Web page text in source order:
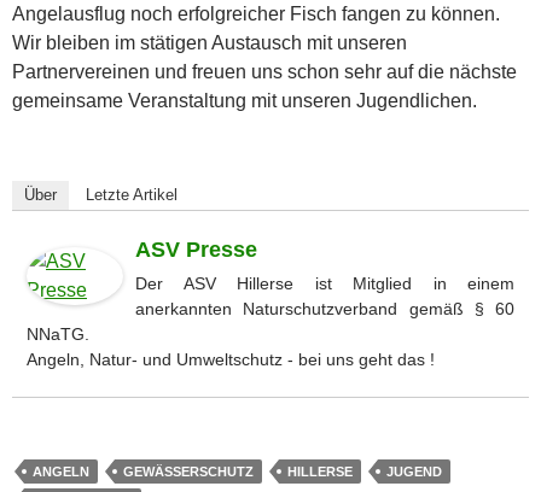
Angelausflug noch erfolgreicher Fisch fangen zu können.
Wir bleiben im stätigen Austausch mit unseren
Partnervereinen und freuen uns schon sehr auf die nächste
gemeinsame Veranstaltung mit unseren Jugendlichen.
Über Letzte Artikel
ASV Presse
Der ASV Hillerse ist Mitglied in einem
anerkannten Naturschutzverband gemäß § 60
NNaTG.
Angeln, Natur- und Umweltschutz - bei uns geht das !
ANGELN GEWÄSSERSCHUTZ HILLERSE
JUGEND